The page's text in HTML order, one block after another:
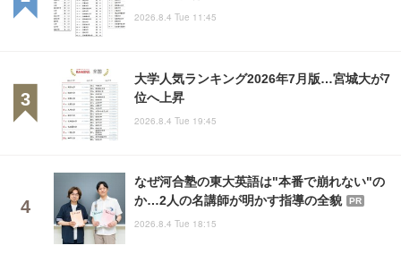
2026.8.4 Tue 11:45
大学人気ランキング2026年7月版…宮城大が7
位へ上昇
2026.8.4 Tue 19:45
なぜ河合塾の東大英語は"本番で崩れない"の
か…2人の名講師が明かす指導の全貌
PR
2026.8.4 Tue 18:15